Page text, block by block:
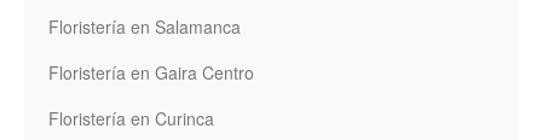
Floristería en Salamanca
Floristería en Gaira Centro
Floristería en Curinca